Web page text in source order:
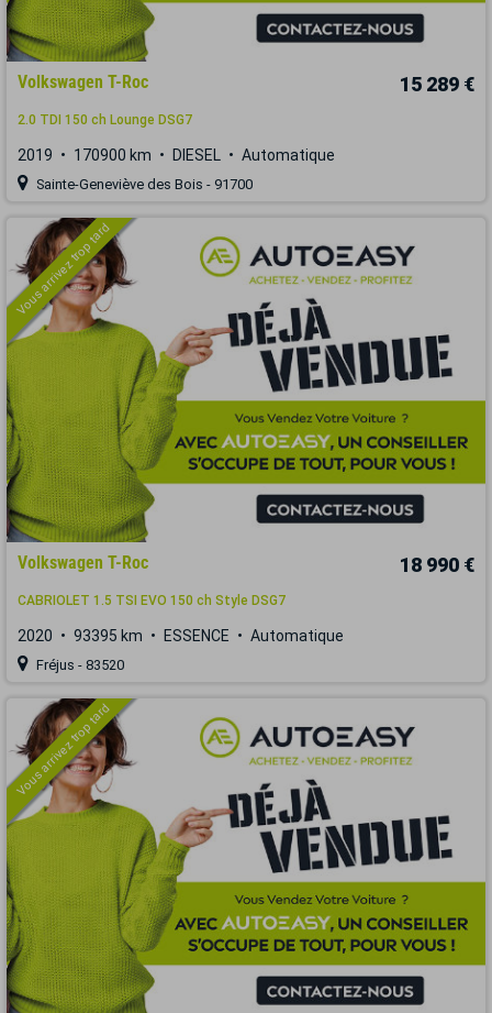
Volkswagen T-Roc 15 289 €
2.0 TDI 150 ch Lounge DSG7
2019 170900 km DIESEL Automatique
Sainte-Geneviève des Bois - 91700
Vous arrivez trop tard
Volkswagen T-Roc 18 990 €
CABRIOLET 1.5 TSI EVO 150 ch Style DSG7
2020 93395 km ESSENCE Automatique
Fréjus - 83520
Vous arrivez trop tard